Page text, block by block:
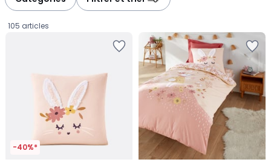
105 articles
-40%*